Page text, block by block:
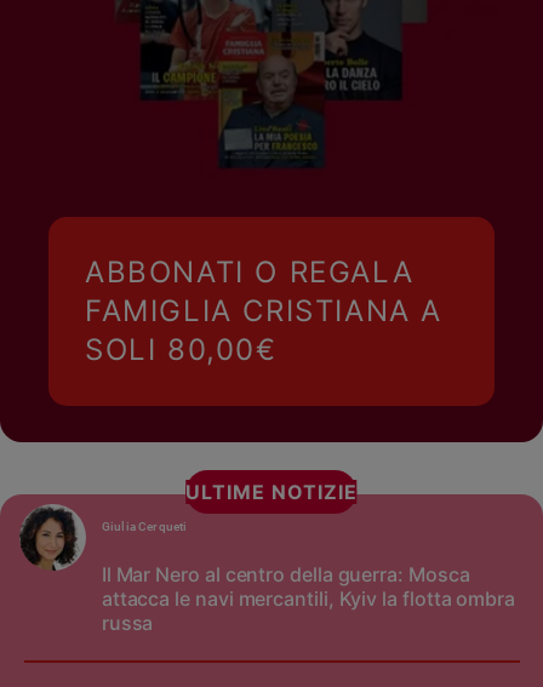
ABBONATI O REGALA
FAMIGLIA CRISTIANA A
SOLI 80,00€
ULTIME NOTIZIE
Il Mar Nero al centro della guerra: Mosca
attacca le navi mercantili, Kyiv la flotta ombra
russa
Giulia Cerqueti